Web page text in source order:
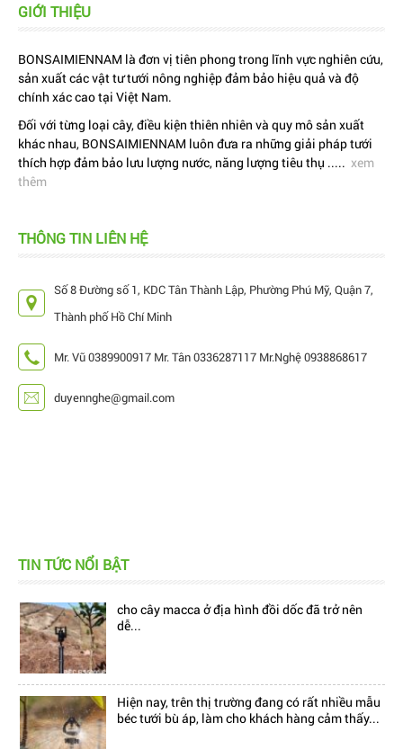
GIỚI THIỆU
BONSAIMIENNAM là đơn vị tiên phong trong lĩnh vực nghiên cứu,
sản xuất các vật tư tưới nông nghiệp đảm bảo hiệu quả và độ
chính xác cao tại Việt Nam.
Đối với từng loại cây, điều kiện thiên nhiên và quy mô sản xuất
khác nhau, BONSAIMIENNAM luôn đưa ra những giải pháp tưới
thích hợp đảm bảo lưu lượng nước, năng lượng tiêu thụ ..... xem
thêm
THÔNG TIN LIÊN HỆ
Số 8 Đường số 1, KDC Tân Thành Lập, Phường Phú Mỹ, Quận 7,
Thành phố Hồ Chí Minh
Mr. Vũ 0389900917 Mr. Tân 0336287117 Mr.Nghệ 0938868617
duyennghe@gmail.com
TIN TỨC NỔI BẬT
dễ...
Hiện nay, trên thị trường đang có rất nhiều mẫu
béc tưới bù áp, làm cho khách hàng cảm thấy...